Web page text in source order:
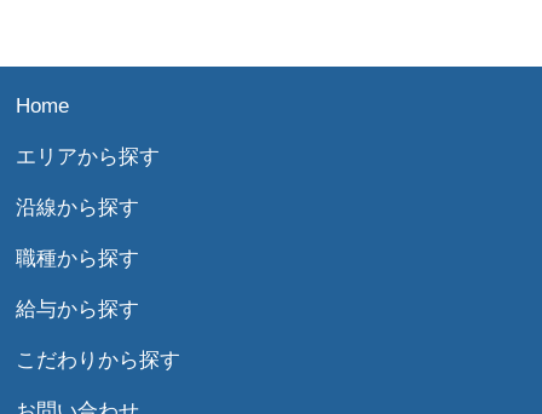
Home
エリアから探す
沿線から探す
職種から探す
給与から探す
こだわりから探す